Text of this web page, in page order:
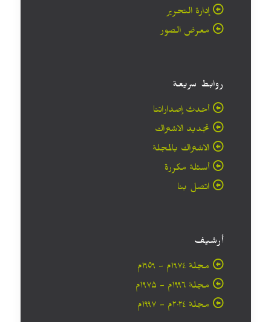
إدارة التحرير
معرض الصور
روابط سريعة
أحدث إصداراتنا
تجديد الاشتراك
الاشتراك بالمجلة
أسئلة مكررة
اتصل بنا
أرشيف
مجلة ۱۹۷٤م - ١٩٥٩م
مجلة ۱۹۹٦م - ۱۹۷۵م
مجلة ۲۰۲٤م - ۱۹۹۷م